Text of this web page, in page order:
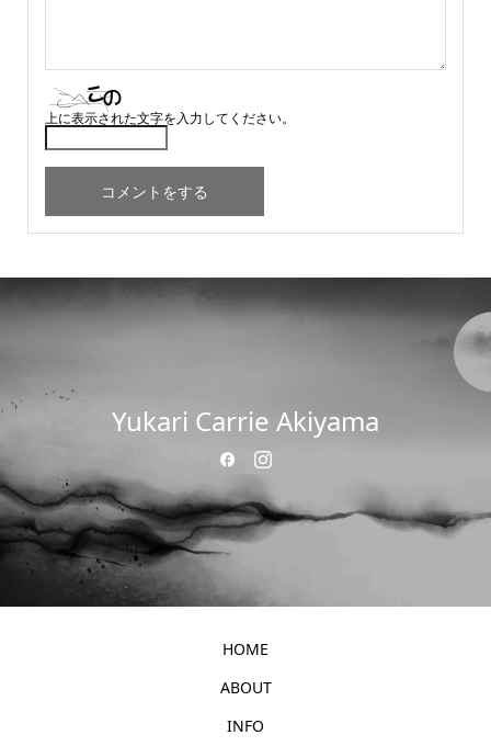
上に表示された文字を入力してください。
Yukari Carrie Akiyama
HOME
ABOUT
INFO